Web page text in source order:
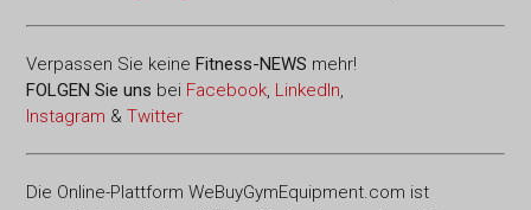
Verpassen Sie keineFitness-NEWS mehr!
FOLGEN Sie uns bei Facebook LinkedIn
Instagram &Twitter
Die Online-Plattform WeBuyGymEquipment.com ist